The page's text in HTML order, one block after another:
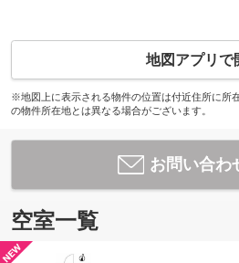
地図アプリで
※地図上に表示される物件の位置は付近住所に所
の物件所在地とは異なる場合がございます。
お問い合わ
空室一覧